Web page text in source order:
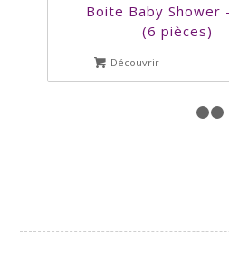
Boite Baby Shower
(6 pièces)
Découvrir